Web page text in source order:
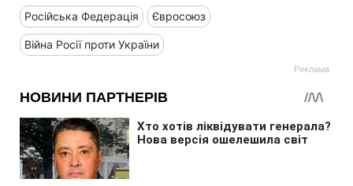
Російська Федерація Євросоюз
Війна Росії проти України